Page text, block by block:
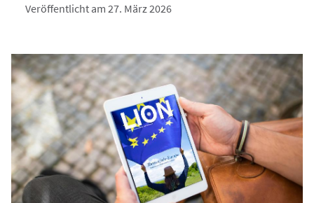
Veröffentlicht am 27. März 2026